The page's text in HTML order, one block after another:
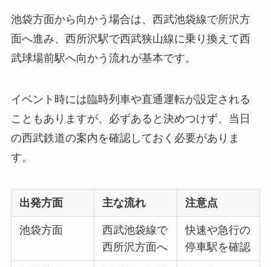
池袋方面から向かう場合は、西武池袋線で所沢方
面へ進み、西所沢駅で西武狭山線に乗り換えて西
武球場前駅へ向かう流れが基本です。
イベント時には臨時列車や直通運転が設定される
こともありますが、必ずあると決めつけず、当日
の西武鉄道の案内を確認しておく必要がありま
す。
出発方面 主な流れ 注意点
池袋方面
西武池袋線で
西所沢方面へ
快速や急行の
停車駅を確認